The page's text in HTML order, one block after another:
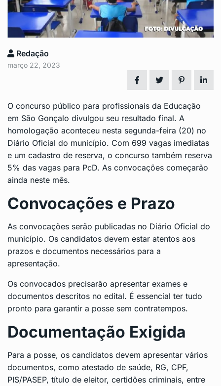
Redação
março 22, 2023
O concurso público para profissionais da Educação
em São Gonçalo divulgou seu resultado final. A
homologação aconteceu nesta segunda-feira (20) no
Diário Oficial do município. Com 699 vagas imediatas
e um cadastro de reserva, o concurso também reserva
5% das vagas para PcD. As convocações começarão
ainda neste mês.
Convocações e Prazo
As convocações serão publicadas no Diário Oficial do
município. Os candidatos devem estar atentos aos
prazos e documentos necessários para a
apresentação.
Os convocados precisarão apresentar exames e
documentos descritos no edital. É essencial ter tudo
pronto para garantir a posse sem contratempos.
Documentação Exigida
Para a posse, os candidatos devem apresentar vários
documentos, como atestado de saúde, RG, CPF,
PIS/PASEP, título de eleitor, certidões criminais, entre